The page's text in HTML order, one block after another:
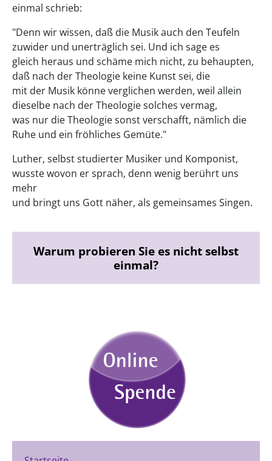
einmal schrieb:
"Denn wir wissen, daß die Musik auch den Teufeln
zuwider und unerträglich sei. Und ich sage es
gleich heraus und schäme mich nicht, zu behaupten,
daß nach der Theologie keine Kunst sei, die
mit der Musik könne verglichen werden, weil allein
dieselbe nach der Theologie solches vermag,
was nur die Theologie sonst verschafft, nämlich die
Ruhe und ein fröhliches Gemüte."
Luther, selbst studierter Musiker und Komponist,
wusste wovon er sprach, denn wenig berührt uns
mehr
und bringt uns Gott näher, als gemeinsames Singen.
Warum probieren Sie es nicht selbst
einmal?